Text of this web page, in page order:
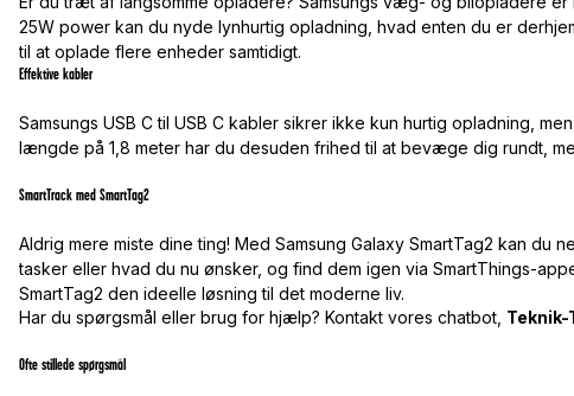
25W power kan du nyde lynhurtig opladning, hvad enten du er
til at oplade flere enheder samtidigt.
Effektive kabler
Samsungs USB C til USB C kabler sikrer ikke kun hurtig opladning,
længde på 1,8 meter har du desuden frihed til at bevæge dig rundt,
SmartTrack med SmartTag2
Aldrig mere miste dine ting! Med Samsung Galaxy SmartTag2 kan du
tasker eller hvad du nu ønsker, og find dem igen via SmartThings-
SmartTag2 den ideelle løsning til det moderne liv.
Har du spørgsmål eller brug for hjælp? Kontakt vores chatbot, Teknik-
Ofte stillede spørgsmål